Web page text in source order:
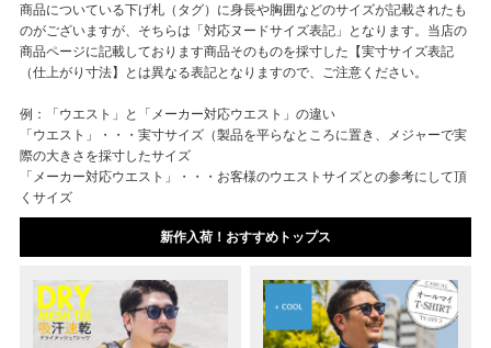
商品についている下げ札（タグ）に身長や胸囲などのサイズが記載されたも
のがございますが、そちらは「対応ヌードサイズ表記」となります。当店の
商品ページに記載しております商品そのものを採寸した【実寸サイズ表記
（仕上がり寸法】とは異なる表記となりますので、ご注意ください。
例：「ウエスト」と「メーカー対応ウエスト」の違い
「ウエスト」・・・実寸サイズ（製品を平らなところに置き、メジャーで実
際の大きさを採寸したサイズ
「メーカー対応ウエスト」・・・お客様のウエストサイズとの参考にして頂
くサイズ
新作入荷！おすすめトップス